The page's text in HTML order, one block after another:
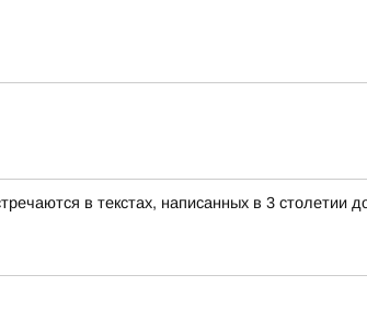
в текстах, написанных в 3 столетии